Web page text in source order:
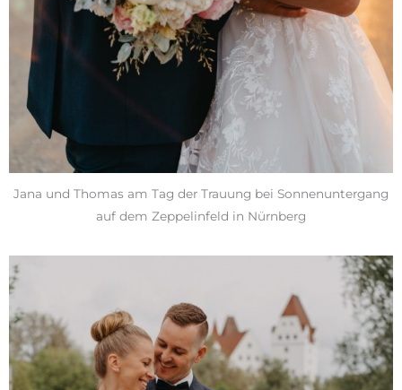
Jana und Thomas am Tag der Trauung bei Sonnenuntergang
auf dem Zeppelinfeld in Nürnberg